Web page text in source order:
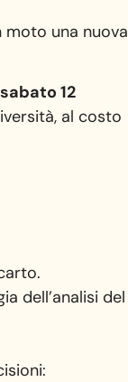
una nuova
12
al costo
dell’analisi del